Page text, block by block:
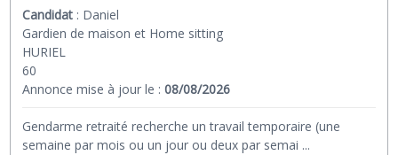
Candidat : Daniel
Gardien de maison et Home sitting
HURIEL
60
Annonce mise à jour le :08/08/2026
Gendarme retraité recherche un travail temporaire (une
semaine par mois ou un jour ou deux par semai ...